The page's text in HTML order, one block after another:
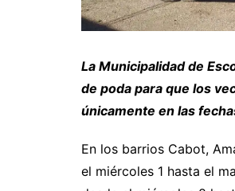
La Municipalidad de
de poda para que los
únicamente en las
En los barrios Cabot,
el miércoles 1 hasta el